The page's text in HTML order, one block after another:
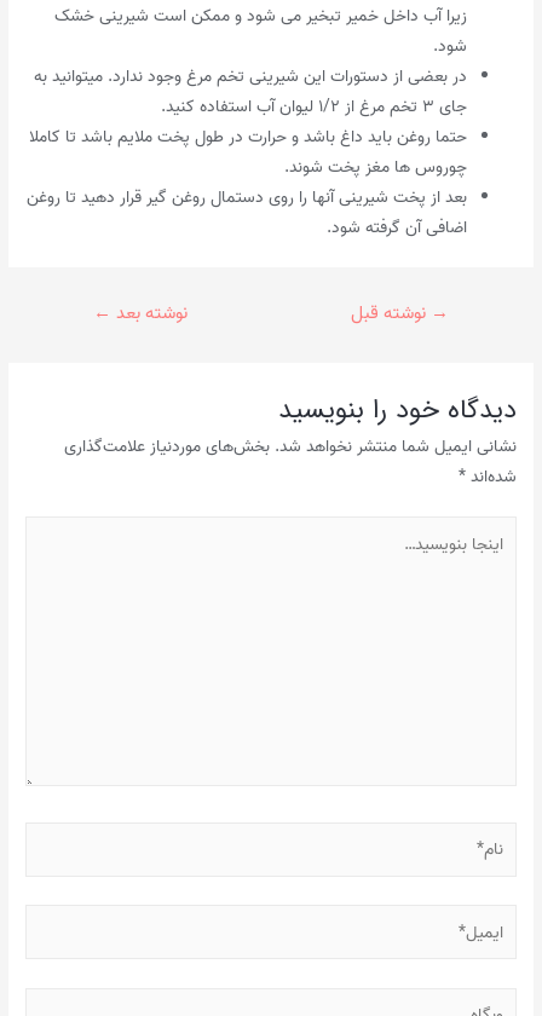
زیرا آب داخل خمیر تبخیر می شود و ممکن است شیرینی خشک
شود.
در بعضی از دستورات این شیرینی تخم مرغ وجود ندارد. میتوانید به
جای ۳ تخم مرغ از ۱/۲ لیوان آب استفاده کنید.
حتما روغن باید داغ باشد و حرارت در طول پخت ملایم باشد تا کاملا
چوروس ها مغز پخت شوند.
بعد از پخت شیرینی آنها را روی دستمال روغن گیر قرار دهید تا روغن
اضافی آن گرفته شود.
راهبری
→ نوشته قبل نوشته بعد ←
دیدگاه‌ خود را بنویسید
نشانی ایمیل شما منتشر نخواهد شد. بخش‌های موردنیاز علامت‌گذاری
شده‌اند*
بنویسید…
وبگاه